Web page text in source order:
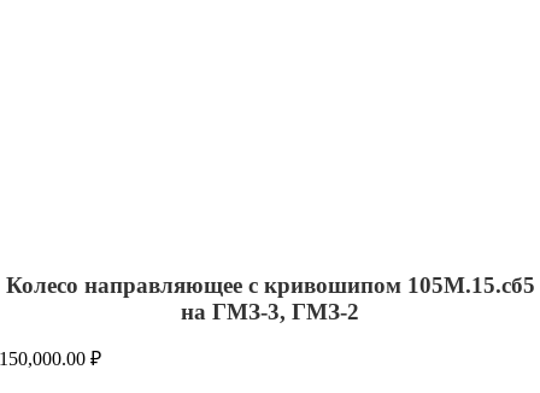
Колесо направляющее с кривошипом 105М.15.сб5
на ГМЗ-3, ГМЗ-2
150,000.00₽